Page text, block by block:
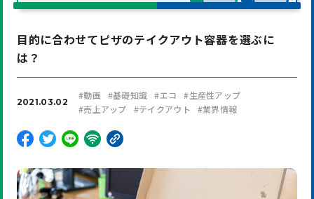
目的に合わせてピザのテイクアウト容器を選ぶに
は？
2021.03.02
#動画 #基礎知識 #エコ #生産性アップ
#売上アップ #テイクアウト #業界情報